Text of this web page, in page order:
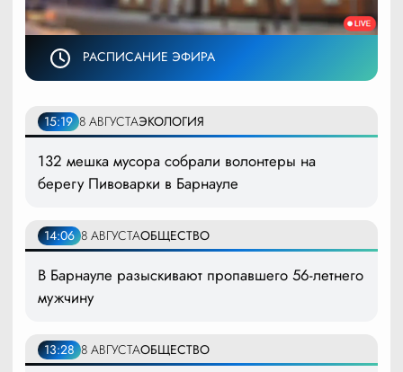
РАСПИСАНИЕ ЭФИРА
15:19 8 АВГУСТАЭКОЛОГИЯ
132 мешка мусора собрали волонтеры на
берегу Пивоварки в Барнауле
14:06 8 АВГУСТАОБЩЕСТВО
В Барнауле разыскивают пропавшего 56-летнего
мужчину
13:28 8 АВГУСТАОБЩЕСТВО